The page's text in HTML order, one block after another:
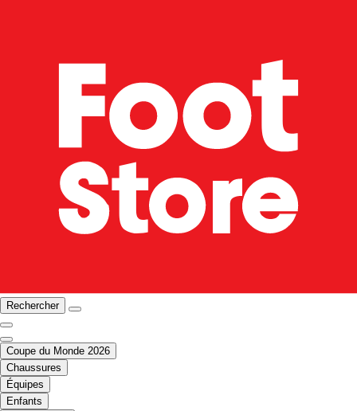
Rechercher
Coupe du Monde 2026
Chaussures
Équipes
Enfants